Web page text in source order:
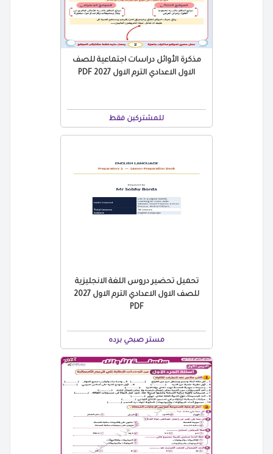
مذكرة الأوائل دراسات اجتماعية للصف
الاول الاعدادي الترم الاول 2027 PDF
للمشتركين فقط
تحميل تحضير دروس اللغة الانجليزية
للصف الاول الاعدادي الترم الاول 2027
PDF
مستر صبحي برده